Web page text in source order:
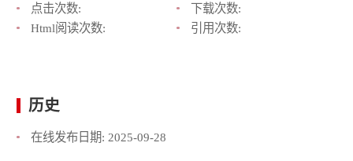
点击次数:
下载次数:
Html阅读次数:
引用次数:
历史
在线发布日期: 2025-09-28